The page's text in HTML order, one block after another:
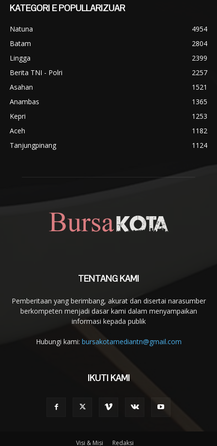
KATEGORI E POPULLARIZUAR
Natuna
4954
Batam
2804
Lingga
2399
Berita TNI - Polri
2257
Asahan
1521
Anambas
1365
Kepri
1253
Aceh
1182
Tanjungpinang
1124
TENTANG KAMI
Pemberitaan yang berimbang, akurat dan disertai narasumber
berkompeten menjadi dasar kami dalam menyampaikan
informasi kepada publik
Hubungi kami: bursakotamediantn@gmail.com
IKUTI KAMI
Visi & Misi Redaksi